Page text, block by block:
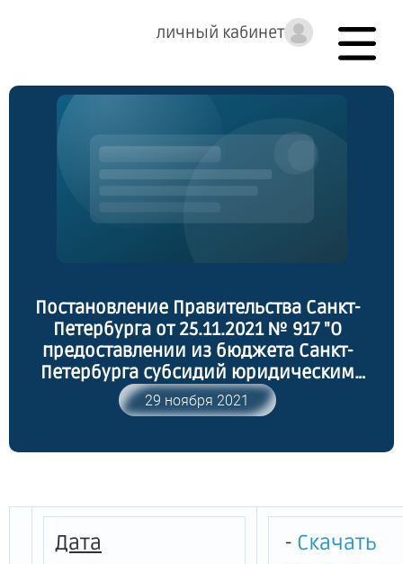
личный кабинет
Постановление Правительства Санкт-
Петербурга от 25.11.2021 № 917 "О
предоставлении из бюджета Санкт-
Петербурга субсидий юридическим
лицам и индивидуальным
предпринимателям, осуществившим
транспортных средств
природным газом, на компенсацию
части затрат по строительству данных
29 ноября 2021
Дата
- Скачать